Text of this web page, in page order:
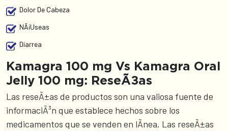
Dolor De Cabeza
NÃ¡useas
Diarrea
Kamagra 100 mg Vs Kamagra Oral
Jelly 100 mg: ReseÃ±as
Las reseÃ±as de productos son una valiosa fuente de
informaciÃ³n que establece hechos sobre los
medicamentos que se venden en lÃ­nea. Las reseÃ±as